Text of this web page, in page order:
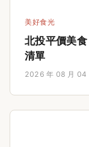
美好食光
北投平價美
清單
2026 年 08 月 04